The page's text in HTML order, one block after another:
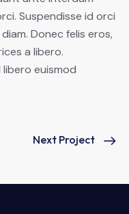
Suspendisse id orci
Donec felis eros,
a libero.
euismod
Next Project